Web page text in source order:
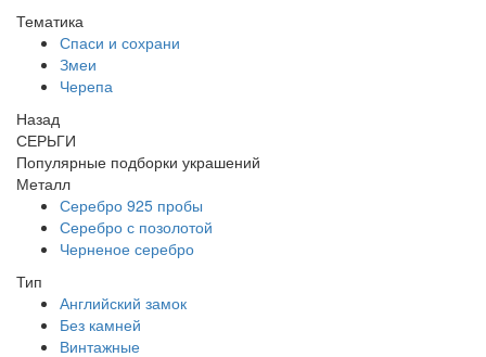
Тематика
Спаси и сохрани
Змеи
Черепа
Назад
СЕРЬГИ
Популярные подборки украшений
Металл
Серебро 925 пробы
Серебро с позолотой
Черненое серебро
Тип
Английский замок
Без камней
Винтажные